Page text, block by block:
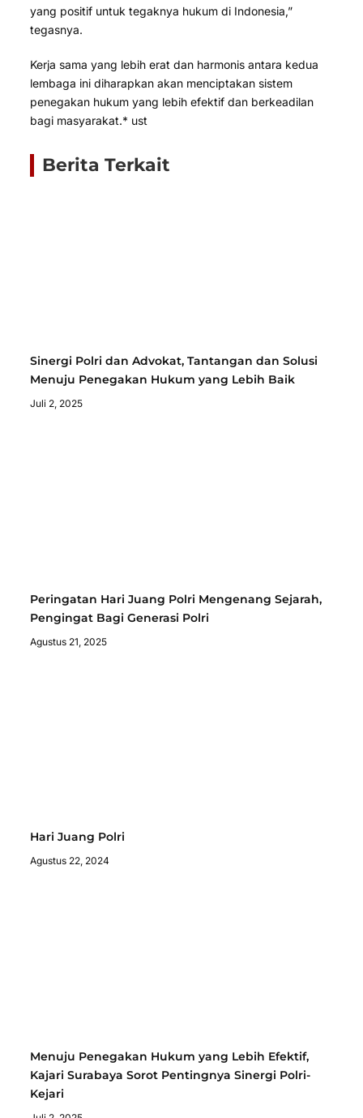
yang positif untuk tegaknya hukum di Indonesia,”
tegasnya.
Kerja sama yang lebih erat dan harmonis antara kedua
lembaga ini diharapkan akan menciptakan sistem
penegakan hukum yang lebih efektif dan berkeadilan
bagi masyarakat.* ust
Berita Terkait
Sinergi Polri dan Advokat, Tantangan dan Solusi
Menuju Penegakan Hukum yang Lebih Baik
Juli 2, 2025
Peringatan Hari Juang Polri Mengenang Sejarah,
Pengingat Bagi Generasi Polri
Agustus 21, 2025
Hari Juang Polri
Agustus 22, 2024
Menuju Penegakan Hukum yang Lebih Efektif,
Kajari Surabaya Sorot Pentingnya Sinergi Polri-
Kejari